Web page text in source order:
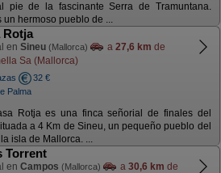
pie de la fascinante Serra de Tramuntana.
un hermoso pueblo de ...
Rotja
en Sineu (Mallorca) a 27,6 km de
Sa (Mallorca)
32 €
Palma
Rotja es una finca señorial de finales del
a 4 Km de Sineu, un pequeño pueblo del
isla de Mallorca. ...
Torrent
en Campos (Mallorca) a 30,6 km de